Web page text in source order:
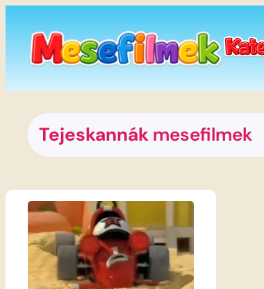
tartalomhoz
Tejeskannák mesefilmek